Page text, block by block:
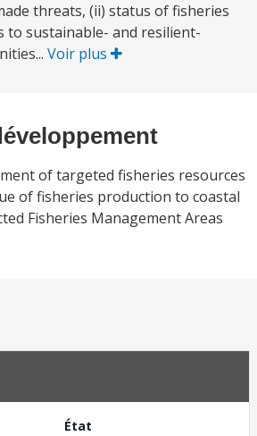
threats, (ii) status of fisheries
to sustainable- and resilient-
Voir plus
of targeted fisheries resources
of fisheries production to coastal
Fisheries Management Areas
État